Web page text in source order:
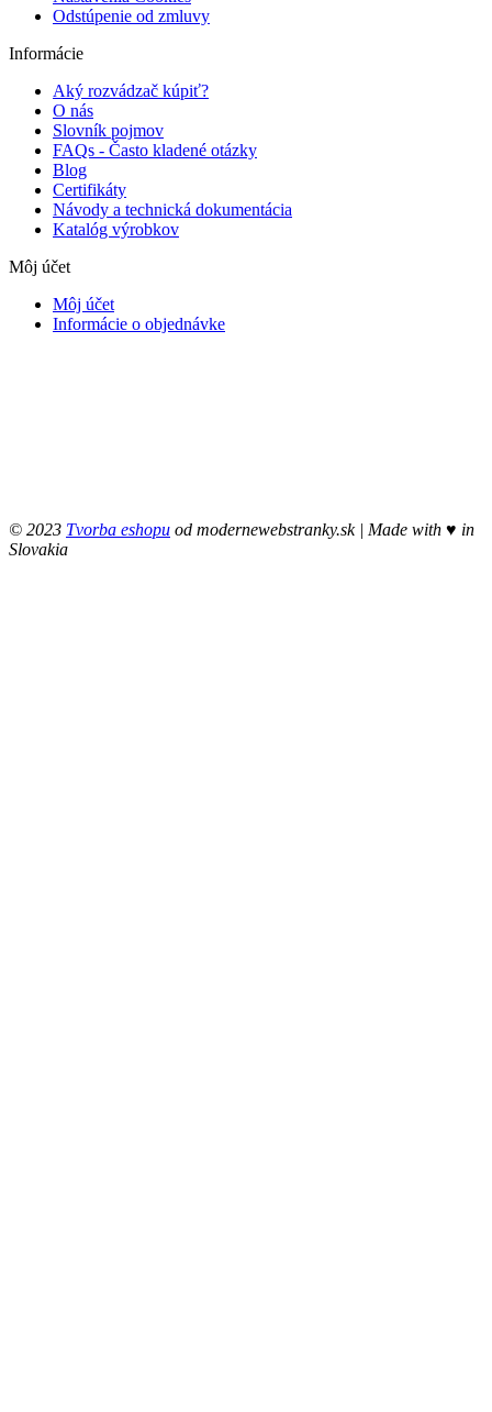
Odstúpenie od zmluvy
Informácie
Aký rozvádzač kúpiť?
O nás
Slovník pojmov
FAQs - Často kladené otázky
Blog
Certifikáty
Návody a technická dokumentácia
Katalóg výrobkov
Môj účet
Môj účet
Informácie o objednávke
© 2023 Tvorba eshopu od modernewebstranky.sk | Made with ♥ in
Slovakia